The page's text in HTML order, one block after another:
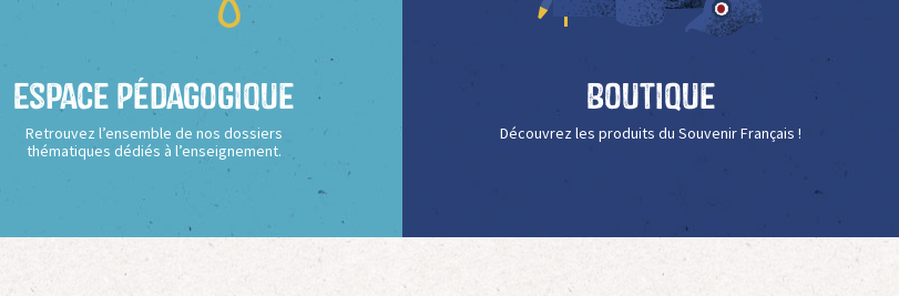
Espace Pédagogique
Retrouvez l’ensemble de nos dossiers
thématiques dédiés à l’enseignement.
Boutique
Découvrez les produits du Souvenir Français !